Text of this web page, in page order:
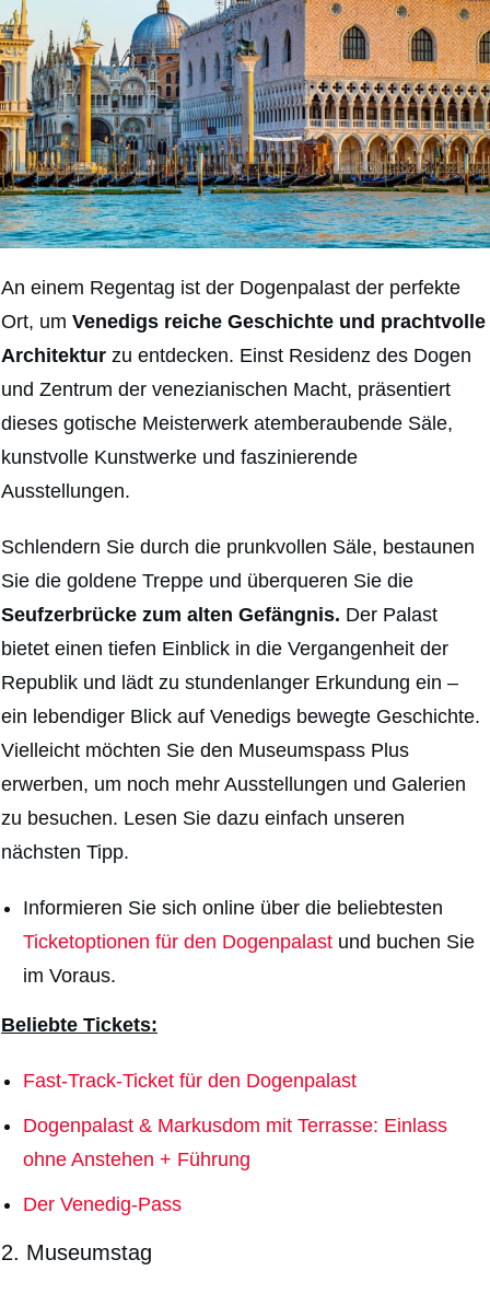
An einem Regentag ist der Dogenpalast der perfekte
Ort, um Venedigs reiche Geschichte und prachtvolle
Architektur zu entdecken. Einst Residenz des Dogen
und Zentrum der venezianischen Macht, präsentiert
dieses gotische Meisterwerk atemberaubende Säle,
kunstvolle Kunstwerke und faszinierende
Ausstellungen.
Schlendern Sie durch die prunkvollen Säle, bestaunen
Sie die goldene Treppe und überqueren Sie die
Seufzerbrücke zum alten Gefängnis. Der Palast
bietet einen tiefen Einblick in die Vergangenheit der
Republik und lädt zu stundenlanger Erkundung ein –
ein lebendiger Blick auf Venedigs bewegte Geschichte.
Vielleicht möchten Sie den Museumspass Plus
erwerben, um noch mehr Ausstellungen und Galerien
zu besuchen. Lesen Sie dazu einfach unseren
nächsten Tipp.
Informieren Sie sich online über die beliebtesten
Ticketoptionen für den Dogenpalast und buchen Sie
im Voraus.
Beliebte Tickets:
Fast-Track-Ticket für den Dogenpalast
Dogenpalast & Markusdom mit Terrasse: Einlass
ohne Anstehen + Führung
Der Venedig-Pass
2. Museumstag